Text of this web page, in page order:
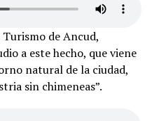
Turismo de Ancud,
a este hecho, que viene
natural de la ciudad,
sin chimeneas”.